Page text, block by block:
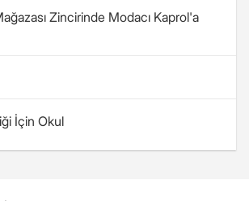
Zincirinde Modacı Kaprol'a
İçin Okul